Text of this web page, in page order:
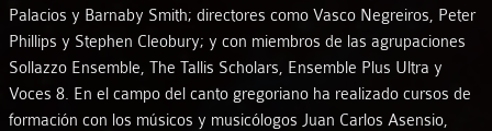
Palacios y Barnaby Smith; directores como Vasco Negreiros, Peter
Phillips y Stephen Cleobury; y con miembros de las agrupaciones
Sollazzo Ensemble, The Tallis Scholars, Ensemble Plus Ultra y
Voces 8. En el campo del canto gregoriano ha realizado cursos de
formación con los músicos y musicólogos Juan Carlos Asensio,